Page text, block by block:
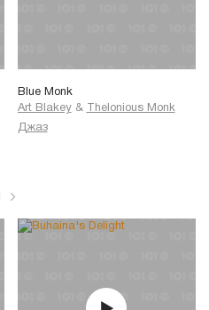
Blue Monk
Art Blakey &
Thelonious Monk
Джаз